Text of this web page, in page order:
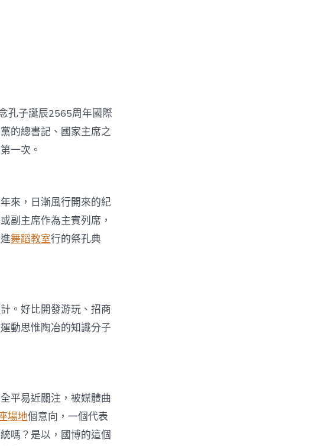
家〉
中
孔子誕辰2565周年國際
的總書記、國家主席之
一次。
來，日漸風行開來的紀
副主席作為主賓列席，
舞蹈教室行的祭孔典
。好比開發游玩、招商
動思惟陶冶的知識分子
平易近關注，被媒體曲
場地個意向，一個代表
嗎？是以，國博的這個